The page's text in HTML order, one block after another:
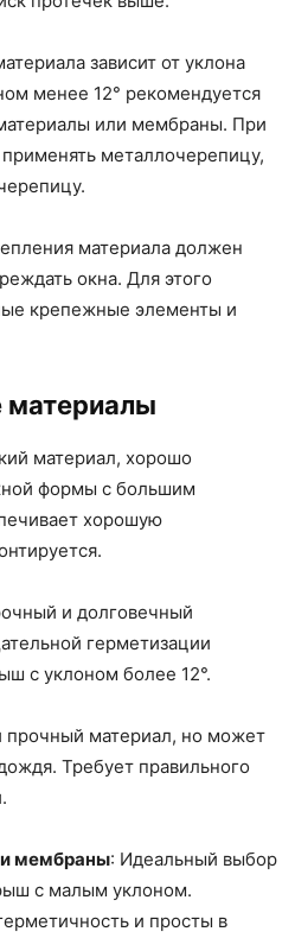
зависит от уклона
менее 12° рекомендуется
или мембраны. При
металлочерепицу,
материала должен
окна. Для этого
крепежные элементы и
материал, хорошо
формы с большим
хорошую
и долговечный
герметизации
с уклоном более 12°.
прочный материал, но может
Требует правильного
мембраны: Идеальный выбор
с малым уклоном.
и просты в